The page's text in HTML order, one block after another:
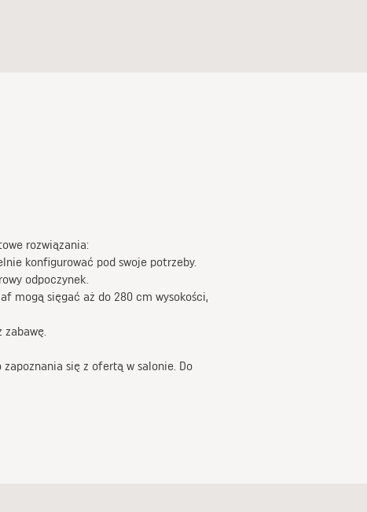
rozwiązania:
konfigurować pod swoje potrzeby.
odpoczynek.
mogą sięgać aż do 280 cm wysokości,
zabawę.
się z ofertą w salonie. Do